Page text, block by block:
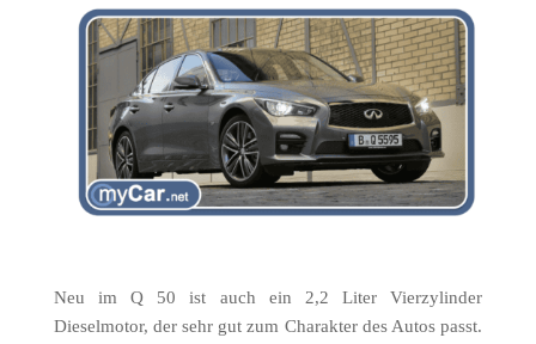
Neu im Q 50 ist auch ein 2,2 Liter Vierzylinder
Dieselmotor, der sehr gut zum Charakter des Autos passt.